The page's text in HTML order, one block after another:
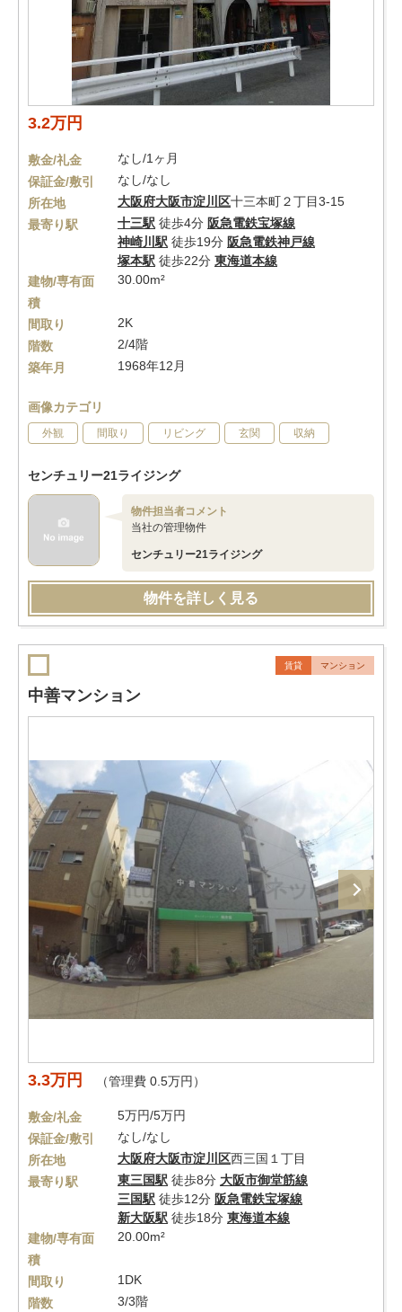
3.2万円
敷金/礼金
なし/1ヶ月
保証金/敷引
なし/なし
所在地
大阪府大阪市淀川区十三本町２丁目3-15
最寄り駅
十三駅 徒歩4分 阪急電鉄宝塚線
神崎川駅 徒歩19分 阪急電鉄神戸線
塚本駅 徒歩22分 東海道本線
建物/専有面
積
30.00m²
間取り
2K
階数
2/4階
築年月
1968年12月
画像カテゴリ
外観 間取り リビング 玄関 収納
センチュリー21ライジング
物件担当者コメント
当社の管理物件
センチュリー21ライジング
物件を詳しく見る
賃貸 マンション
中善マンション
3.3万円 （管理費 0.5万円）
敷金/礼金
5万円/5万円
保証金/敷引
なし/なし
所在地
大阪府大阪市淀川区西三国１丁目
最寄り駅
東三国駅 徒歩8分 大阪市御堂筋線
三国駅 徒歩12分 阪急電鉄宝塚線
新大阪駅 徒歩18分 東海道本線
建物/専有面
積
20.00m²
間取り
1DK
階数
3/3階